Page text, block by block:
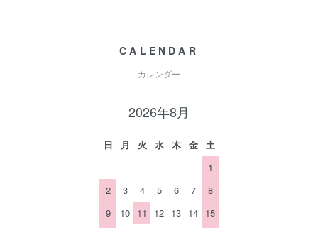
CALENDAR
カレンダー
2026年8月
日 月 火 水 木 金
土
1
2
3 4 5 6 7
8
9
10 11 12 13 14 15